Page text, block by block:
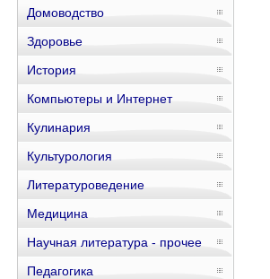
Домоводство
Здоровье
История
Компьютеры и Интернет
Кулинария
Культурология
Литературоведение
Медицина
Научная литература - прочее
Педагогика